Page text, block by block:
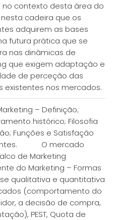
no contexto desta área do
nesta cadeira que os
adquirem as bases
futura prática que se
nas dinâmicas de
que exigem adaptação e
de perceção das
existentes nos mercados.
– Definição;
histórico; Filosofia
Funções e Satisfação
O mercado
de Marketing
do Marketing – Formas
qualitativa e quantitativa
(comportamento do
a decisão de compra,
PEST, Quota de